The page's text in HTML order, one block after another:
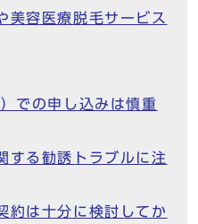
美容医療脱毛サービス
での申し込みは慎重
する勧誘トラブルに注
約は十分に検討してか